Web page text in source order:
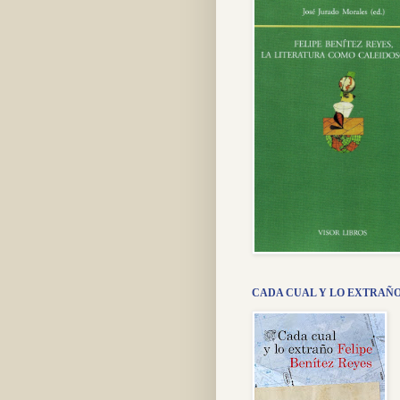
CADA CUAL Y LO